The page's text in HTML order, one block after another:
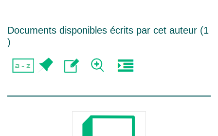
Documents disponibles écrits par cet auteur (1
)